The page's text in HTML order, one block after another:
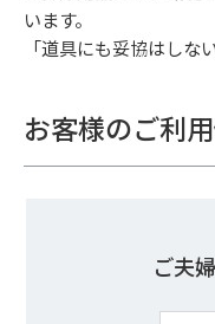
います。
「道具にも妥協はしな
お客様のご利
ご夫